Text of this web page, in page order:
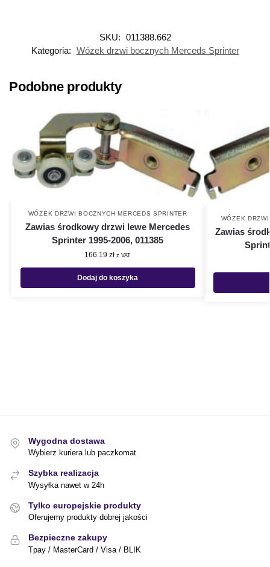
SKU: 011388.662
Kategoria: Wózek drzwi bocznych Merceds Sprinter
Podobne produkty
WÓZEK DRZWI BOCZNYCH MERCEDS SPRINTER
Zawias środkowy drzwi lewe Mercedes
Sprinter 1995-2006, 011385
166.19zł z VAT
Dodaj do koszyka
WÓZEK
Zawias
Wygodna dostawa
Wybierz kuriera lub paczkomat
Szybka realizacja
Wysyłka nawet w 24h
Tylko europejskie produkty
Oferujemy produkty dobrej jakości
Bezpieczne zakupy
Tpay / MasterCard / Visa / BLIK